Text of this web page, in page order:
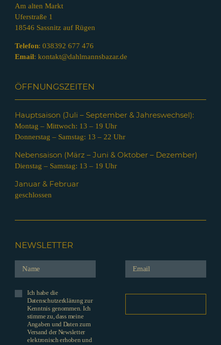
Am alten Markt
Uferstraße 1
18546 Sassnitz auf Rügen
Telefon: 038392 677 476
Email: kontakt@dahlmannsbazar.de
ÖFFNUNGSZEITEN
Hauptsaison (Juli – September & Jahreswechsel):
Montag – Mittwoch: 13 – 19 Uhr
Donnerstag – Samstag: 13 – 22 Uhr
Nebensaison (März – Juni & Oktober – Dezember)
Dienstag – Samstag: 13 – 19 Uhr
Januar & Februar
geschlossen
NEWSLETTER
Ich habe die
Datenschutzerklärung zur
Kenntnis genommen. Ich
stimme zu, dass meine
Angaben und Daten zum
Versand der Newsletter
elektronisch erhoben und